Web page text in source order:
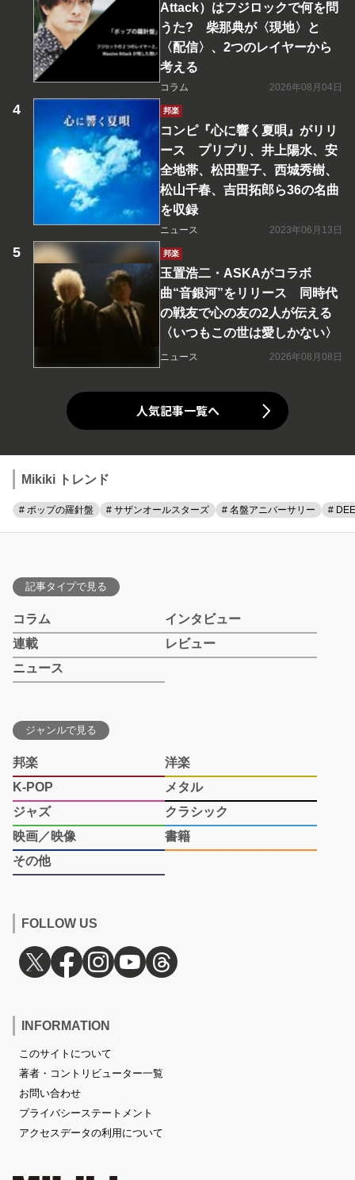
Attack）はフジロックで何を問
うた? 柴那典が〈現地〉と
〈配信〉、2つのレイヤーから
考える
コラム 2026年08月04日
邦楽
コンピ『心に響く夏唄』がリリ
ース プリプリ、井上陽水、安
全地帯、松田聖子、西城秀樹、
松山千春、吉田拓郎ら36の名曲
を収録
ニュース 2023年06月13日
邦楽
玉置浩二・ASKAがコラボ
曲“音銀河”をリリース 同時代
の戦友で心の友の2人が伝える
〈いつもこの世は愛しかない〉
ニュース 2026年08月08日
人気記事一覧へ
Mikiki トレンド
# ポップの羅針盤 # サザンオールスターズ # 名盤アニバーサリー #
記事タイプで見る
コラム
インタビュー
連載
レビュー
ニュース
ジャンルで見る
邦楽
洋楽
K-POP
メタル
ジャズ
クラシック
映画／映像
書籍
その他
FOLLOW US
INFORMATION
このサイトについて
著者・コントリビューター一覧
お問い合わせ
プライバシーステートメント
アクセスデータの利用について